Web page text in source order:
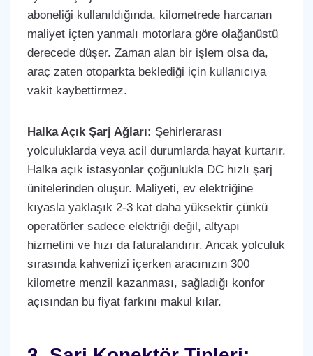
aboneliği kullanıldığında, kilometrede harcanan
maliyet içten yanmalı motorlara göre olağanüstü
derecede düşer. Zaman alan bir işlem olsa da,
araç zaten otoparkta beklediği için kullanıcıya
vakit kaybettirmez.
Halka Açık Şarj Ağları: Şehirlerarası
yolculuklarda veya acil durumlarda hayat kurtarır.
Halka açık istasyonlar çoğunlukla DC hızlı şarj
ünitelerinden oluşur. Maliyeti, ev elektriğine
kıyasla yaklaşık 2-3 kat daha yüksektir çünkü
operatörler sadece elektriği değil, altyapı
hizmetini ve hızı da faturalandırır. Ancak yolculuk
sırasında kahvenizi içerken aracınızın 300
kilometre menzil kazanması, sağladığı konfor
açısından bu fiyat farkını makul kılar.